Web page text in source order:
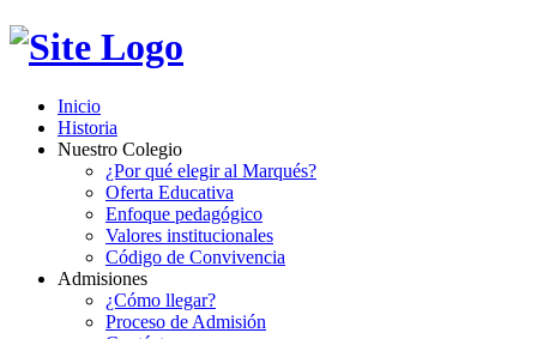
Inicio
Historia
Nuestro Colegio
¿Por qué elegir al Marqués?
Oferta Educativa
Enfoque pedagógico
Valores institucionales
Código de Convivencia
Admisiones
¿Cómo llegar?
Proceso de Admisión